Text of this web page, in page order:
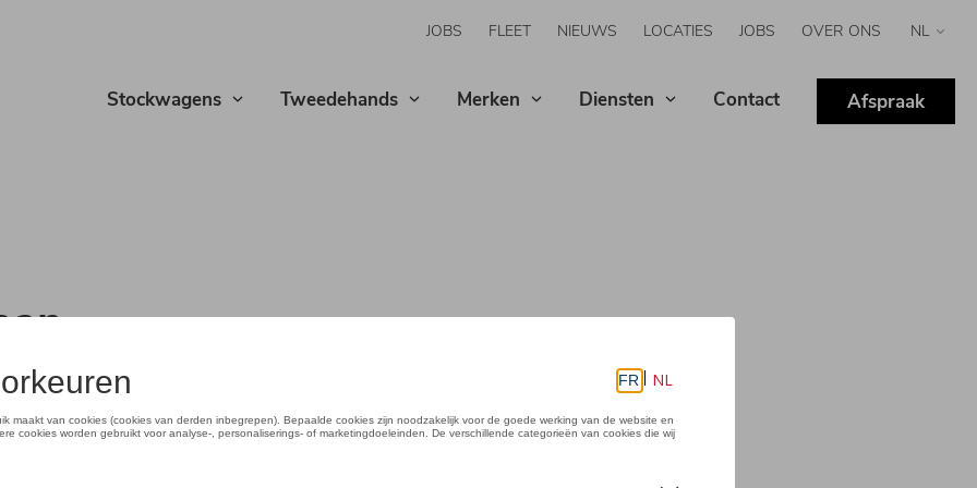
JOBS FLEET NIEUWS LOCATIES JOBS OVER ONS
Select
Stockwagens Tweedehands Merken Diensten Contact Afspraak